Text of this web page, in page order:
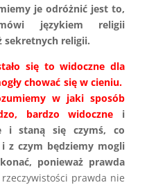
je odróżnić jest to,
językiem religii
sekretnych religii.
się to widoczne dla
chować się w cieniu.
w jaki sposób
bardzo widoczne i
i staną się czymś, co
z czym będziemy mogli
ponieważ prawda
rzeczywistości prawda nie